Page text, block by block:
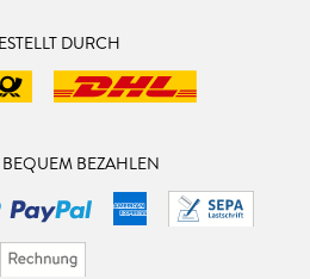
DURCH
BEZAHLEN